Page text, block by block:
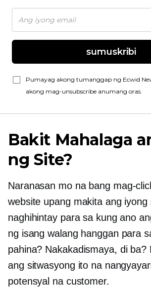
sumuskribi
Pumayag akong tumanggap ng Ecwid
akong mag-unsubscribe anumang oras.
Bakit Mahalaga
ng Site?
Naranasan mo na bang mag-
website upang makita ang iyong
naghihintay para sa kung ano
ng isang walang hanggan para
pahina? Nakakadismaya, di ba?
ang sitwasyong ito na
potensyal na customer.